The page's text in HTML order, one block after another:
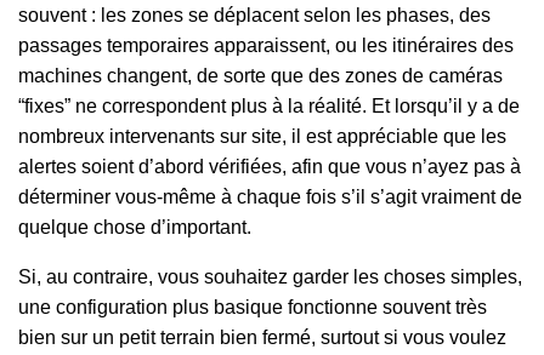
souvent : les zones se déplacent selon les phases, des
passages temporaires apparaissent, ou les itinéraires des
machines changent, de sorte que des zones de caméras
“fixes” ne correspondent plus à la réalité. Et lorsqu’il y a de
nombreux intervenants sur site, il est appréciable que les
alertes soient d’abord vérifiées, afin que vous n’ayez pas à
déterminer vous-même à chaque fois s’il s’agit vraiment de
quelque chose d’important.
Si, au contraire, vous souhaitez garder les choses simples,
une configuration plus basique fonctionne souvent très
bien sur un petit terrain bien fermé, surtout si vous voulez